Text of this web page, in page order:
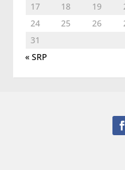
17
18 19
24
25 26
31
« SRP